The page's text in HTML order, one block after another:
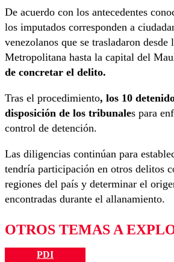
De acuerdo con los antecedentes
los imputados corresponden a
venezolanos que se trasladaron desde
Metropolitana hasta la capital del
de concretar el delito.
Tras el procedimiento, los 10
disposición de los tribunales para
control de detención.
Las diligencias continúan para
tendría participación en otros delitos
regiones del país y determinar el
encontradas durante el allanamiento.
OTROS TEMAS A
PDI